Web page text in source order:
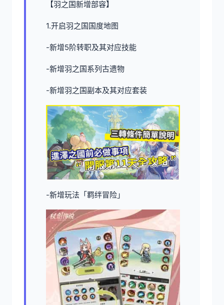
【羽之国新增部容】
1.开启羽之国国度地图
-新增5阶转职及其对应技能
-新增羽之国系列古遗物
-新增羽之国副本及其对应套装
-新增玩法「羁绊冒险」